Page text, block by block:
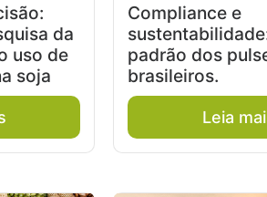
da
uso de
soja
Compliance e
padrão dos
brasileiros.
Leia